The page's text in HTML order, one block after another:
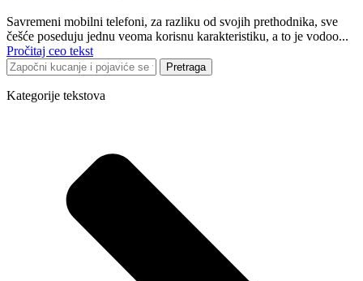
Savremeni mobilni telefoni, za razliku od svojih prethodnika, sve
češće poseduju jednu veoma korisnu karakteristiku, a to je vodoo...
Pročitaj ceo tekst
Pretraga
Kategorije tekstova